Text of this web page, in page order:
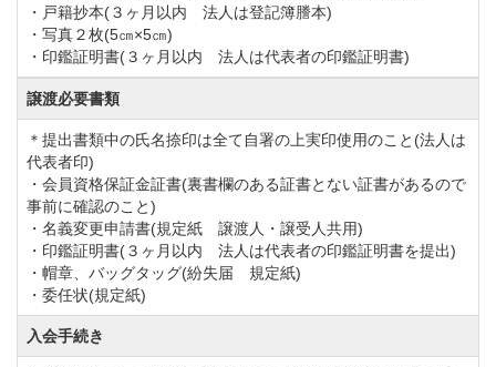
年会費を下記のとおり改定します。
①実施…令和8年10月1日より(請求書は8月下旬に郵送
する)
②年会費(会計年度：10月～9月)
【改定前】 【改定
後】
正 会 員 110,000円(税込) → 165,000円
(税込)
平日会員 33,000円(税込) → 55,000円
(税込)
・戸籍抄本(３ヶ月以内 法人は登記簿謄本)
・写真２枚(5㎝×5㎝)
・印鑑証明書(３ヶ月以内 法人は代表者の印鑑証明書)
譲渡必要書類
＊提出書類中の氏名捺印は全て自署の上実印使用のこと(法人は
代表者印)
・会員資格保証金証書(裏書欄のある証書とない証書があるので
事前に確認のこと)
・名義変更申請書(規定紙 譲渡人・譲受人共用)
・印鑑証明書(３ヶ月以内 法人は代表者の印鑑証明書を提出)
・帽章、バッグタッグ(紛失届 規定紙)
・委任状(規定紙)
入会手続き